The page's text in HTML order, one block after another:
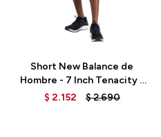
Short New Balance de
Hombre - 7 Inch Tenacity -
MS31019DUO - BROWN
$ 2.152 $2.690